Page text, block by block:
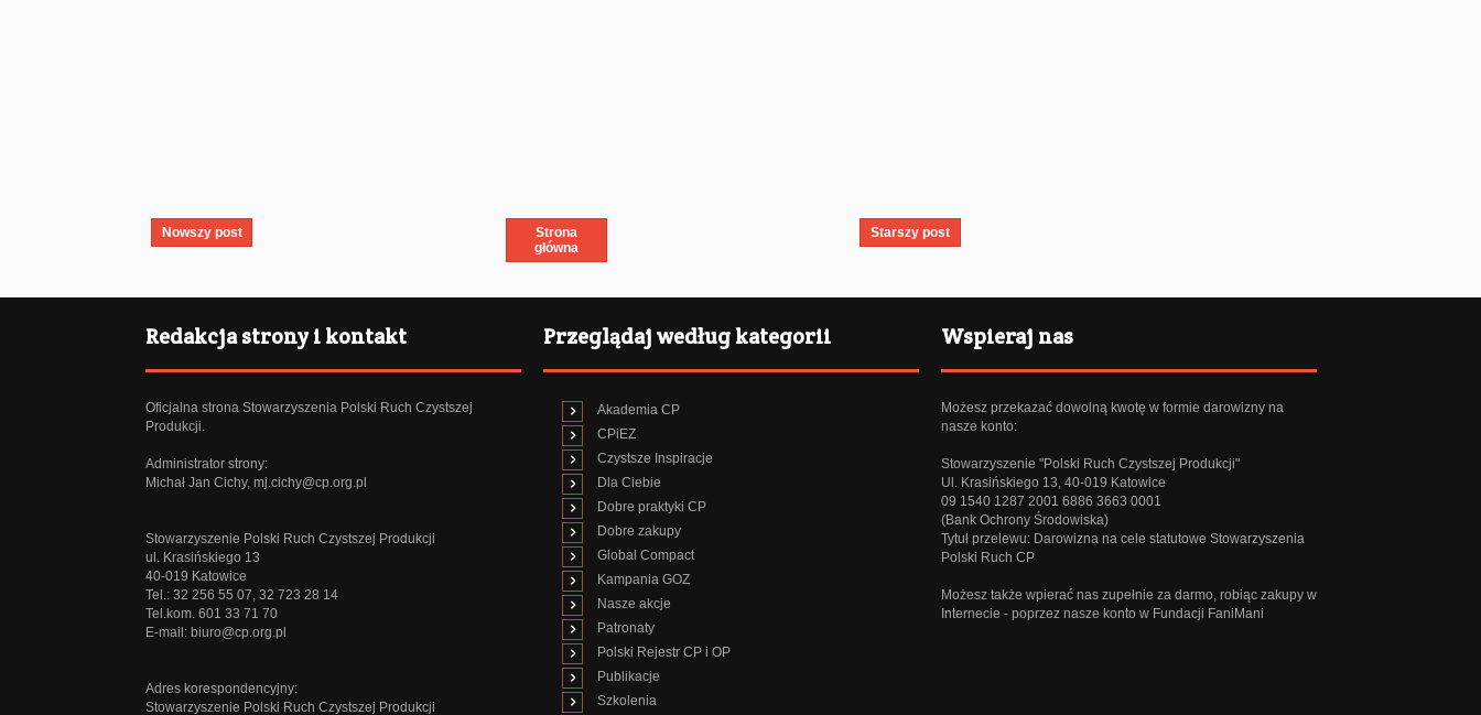
Nowszy post Starszy post
Strona
główna
Redakcja strony i kontakt
Oficjalna strona Stowarzyszenia Polski Ruch Czystszej
Produkcji.
Administrator strony:
Michał Jan Cichy, mj.cichy@cp.org.pl
Stowarzyszenie Polski Ruch Czystszej Produkcji
ul. Krasińskiego 13
40-019 Katowice
Tel.: 32 256 55 07, 32 723 28 14
Tel.kom. 601 33 71 70
E-mail: biuro@cp.org.pl
Adres korespondencyjny:
Stowarzyszenie Polski Ruch Czystszej Produkcji
Przeglądaj według kategorii
Akademia CP
CPiEZ
Czystsze Inspiracje
Dla Ciebie
Dobre praktyki CP
Dobre zakupy
Global Compact
Kampania GOZ
Nasze akcje
Patronaty
Polski Rejestr CP i OP
Publikacje
Szkolenia
Wspieraj nas
Możesz przekazać dowolną kwotę w formie darowizny na
nasze konto:
Stowarzyszenie "Polski Ruch Czystszej Produkcji"
Ul. Krasińskiego 13, 40-019 Katowice
09 1540 1287 2001 6886 3663 0001
(Bank Ochrony Środowiska)
Tytuł przelewu: Darowizna na cele statutowe Stowarzyszenia
Polski Ruch CP
Możesz także wpierać nas zupełnie za darmo, robiąc zakupy w
Internecie - poprzez nasze konto w Fundacji FaniMani